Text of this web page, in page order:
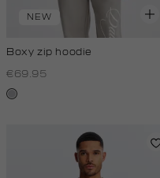
NEW
Boxy zip hoodie
€69.95
lichtgrijs